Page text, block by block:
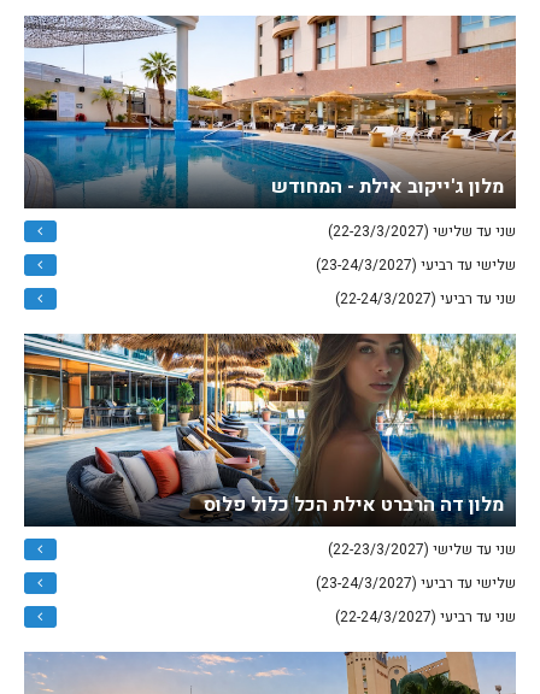
מלון ג'ייקוב אילת - המחודש
שני עד שלישי (22-23/3/2027)
שלישי עד רביעי (23-24/3/2027)
שני עד רביעי (22-24/3/2027)
מלון דה הרברט אילת הכל כלול פלוס
שני עד שלישי (22-23/3/2027)
שלישי עד רביעי (23-24/3/2027)
שני עד רביעי (22-24/3/2027)